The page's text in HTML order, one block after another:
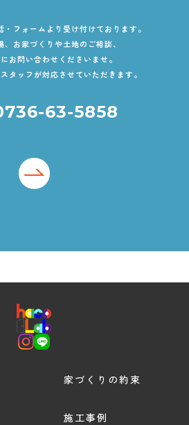
フォームより受け付けております。
、お家づくりや土地のご相談、
お問い合わせくださいませ。
タッフが対応させていただきます。
63-5858
家づくりの約束
施工事例